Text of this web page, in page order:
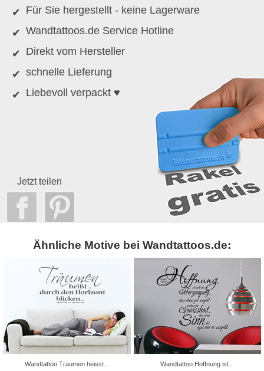
Für Sie hergestellt - keine Lagerware
Wandtattoos.de Service Hotline
Direkt vom Hersteller
schnelle Lieferung
Liebevoll verpackt ♥
Jetzt teilen
Ähnliche Motive bei Wandtattoos.de:
Wandtattoo Träumen heisst...
Wandtattoo Hoffnung ist...